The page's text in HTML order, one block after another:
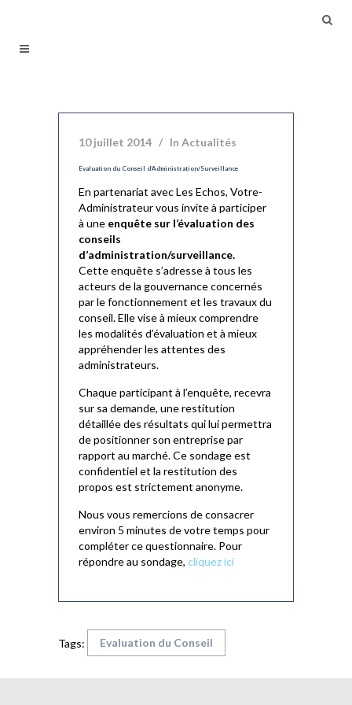
10 juillet 2014 In Actualités
Evaluation du Conseil d’Administration/Surveillance
En partenariat avec Les Echos, Votre-
Administrateur vous invite à participer
à une enquête sur l’évaluation des
conseils
d’administration/surveillance.
Cette enquête s’adresse à tous les
acteurs de la gouvernance concernés
par le fonctionnement et les travaux du
conseil. Elle vise à mieux comprendre
les modalités d’évaluation et à mieux
appréhender les attentes des
administrateurs.
Chaque participant à l’enquête, recevra
sur sa demande, une restitution
détaillée des résultats qui lui permettra
de positionner son entreprise par
rapport au marché. Ce sondage est
confidentiel et la restitution des
propos est strictement anonyme.
Nous vous remercions de consacrer
environ 5 minutes de votre temps pour
compléter ce questionnaire. Pour
répondre au sondage, cliquez ici
Tags: Evaluation du Conseil